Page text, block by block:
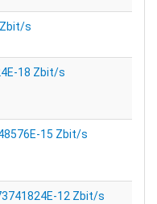
s
18 Zbit/s
15 Zbit/s
12 Zbit/s